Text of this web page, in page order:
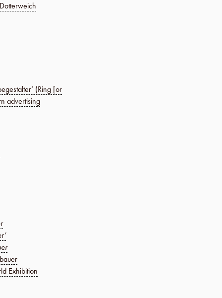
(Ring [or
advertising
Exhibition